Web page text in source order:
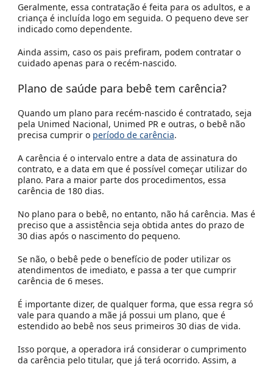
Geralmente, essa contratação é feita para os adultos, e a
criança é incluída logo em seguida. O pequeno deve ser
indicado como dependente.
Ainda assim, caso os pais prefiram, podem contratar o
cuidado apenas para o recém-nascido.
Plano de saúde para bebê tem carência?
Quando um plano para recém-nascido é contratado, seja
pela Unimed Nacional, Unimed PR e outras, o bebê não
precisa cumprir o período de carência.
A carência é o intervalo entre a data de assinatura do
contrato, e a data em que é possível começar utilizar do
plano. Para a maior parte dos procedimentos, essa
carência de 180 dias.
No plano para o bebê, no entanto, não há carência. Mas é
preciso que a assistência seja obtida antes do prazo de
30 dias após o nascimento do pequeno.
Se não, o bebê pede o benefício de poder utilizar os
atendimentos de imediato, e passa a ter que cumprir
carência de 6 meses.
É importante dizer, de qualquer forma, que essa regra só
vale para quando a mãe já possui um plano, que é
estendido ao bebê nos seus primeiros 30 dias de vida.
Isso porque, a operadora irá considerar o cumprimento
da carência pelo titular, que já terá ocorrido. Assim, a